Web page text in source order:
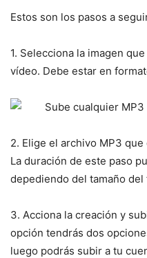
Estos son los pasos a
1. Selecciona la imagen
vídeo. Debe estar en
2. Elige el archivo MP3
La duración de este paso
depediendo del tamaño del
3. Acciona la creación y
opción tendrás dos
luego podrás subir a tu